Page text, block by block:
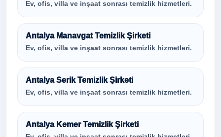
Ev, ofis, villa ve inşaat sonrası temizlik hizmetleri.
Antalya Manavgat Temizlik Şirketi
Ev, ofis, villa ve inşaat sonrası temizlik hizmetleri.
Antalya Serik Temizlik Şirketi
Ev, ofis, villa ve inşaat sonrası temizlik hizmetleri.
Antalya Kemer Temizlik Şirketi